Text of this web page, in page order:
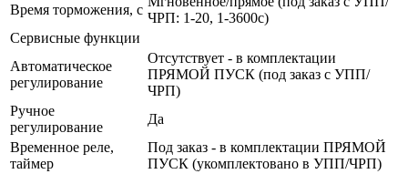
Время торможения, с
ЧРП: 1-20, 1-3600с)
Сервисные функции
Автоматическое
регулирование
Отсутствует - в комплектации
ПРЯМОЙ ПУСК (под заказ с УПП/
ЧРП)
Ручное
регулирование
Да
Временное реле,
таймер
Под заказ - в комплектации ПРЯМОЙ
ПУСК (укомплектовано в УПП/ЧРП)